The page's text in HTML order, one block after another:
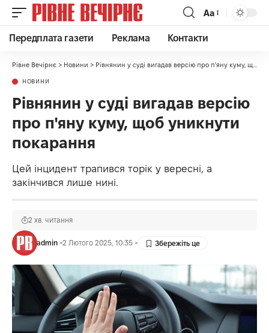
Аа
Передплата газети Реклама Контакти
Рівне Вечірнє > Новини > Рівнянин у суді вигадав версію про п'яну куму, щоб уникнути покарання
НОВИНИ
Рівнянин у суді вигадав версію
про п'яну куму, щоб уникнути
покарання
Цей інцидент трапився торік у вересні, а
закінчився лише нині.
admin 2 Лютого 2025, 10:35
2 хв. читання